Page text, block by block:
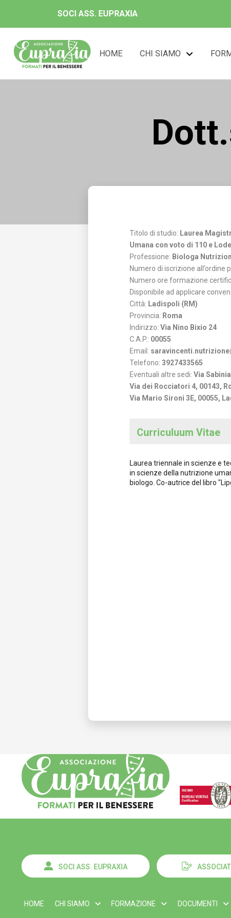
SOCI ASS. EUPRAXIA
HOME CHI SIAMO
Titolo di studio: Laurea
Umana con voto di 110 e Lode
Professione: Biologa
Numero di iscrizione all’ordine
Numero ore formazione
Disponibile ad applicare
Città: Ladispoli (RM)
Provincia: Roma
Indirizzo:Via Nino Bixio 24
C.A.P.: 00055
Email:
Telefono:3927433565
Eventuali altre sedi:Via
Via dei Rocciatori 4, 00143,
Via Mario Sironi 3E, 00055,
Curriculuum Vitae
Laurea triennale in scienze e
in scienze della nutrizione
biologo. Co-autrice del libro
SOCI ASS. EUPRAXIA
HOME CHI SIAMO FORMAZIONE DOCUMENTI